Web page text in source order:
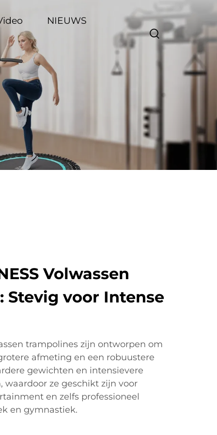
NIEUWS
Volwassen
Stevig voor Intense
trampolines zijn ontworpen om
afmeting en een robuustere
gewichten en intensievere
waardoor ze geschikt zijn voor
en zelfs professioneel
en gymnastiek.